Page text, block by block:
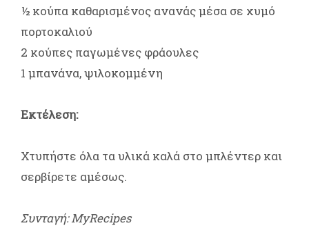
½ κούπα καθαρισμένος ανανάς μέσα σε χυμό
πορτοκαλιού
2 κούπες παγωμένες φράουλες
1 μπανάνα, ψιλοκομμένη
Εκτέλεση:
Χτυπήστε όλα τα υλικά καλά στο μπλέντερ και
σερβίρετε αμέσως.
Συνταγή: MyRecipes